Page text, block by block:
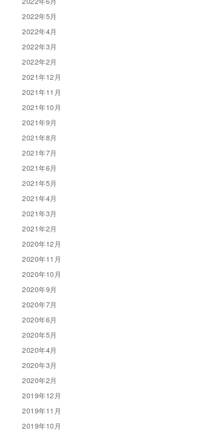
2022年5月
2022年4月
2022年3月
2022年2月
2021年12月
2021年11月
2021年10月
2021年9月
2021年8月
2021年7月
2021年6月
2021年5月
2021年4月
2021年3月
2021年2月
2020年12月
2020年11月
2020年10月
2020年9月
2020年7月
2020年6月
2020年5月
2020年4月
2020年3月
2020年2月
2019年12月
2019年11月
2019年10月